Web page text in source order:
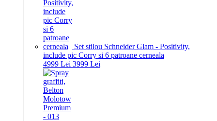
Set stilou Schneider Glam - Positivity,
include pic Corry si 6 patroane cerneala
4999 Lei 3999 Lei